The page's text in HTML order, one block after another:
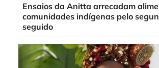
Ensaios da Anitta arrecadam
comunidades indígenas pelo
seguido